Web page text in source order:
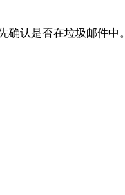
确认是否在垃圾邮件中。